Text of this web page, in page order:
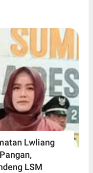
Lwliang
LSM